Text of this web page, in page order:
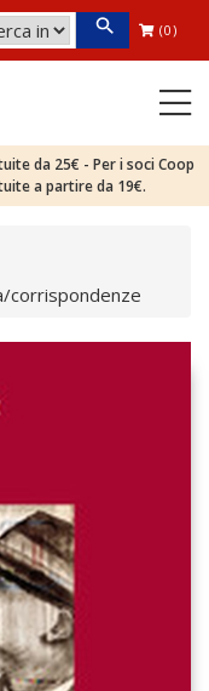
(0)
da 25€ - Per i soci Coop
a partire da 19€.
corrispondenze